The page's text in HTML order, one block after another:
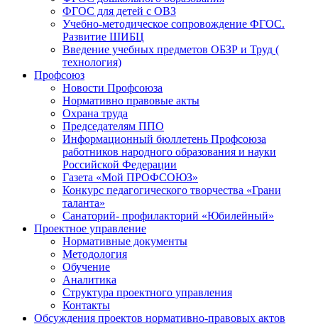
ФГОС для детей с ОВЗ
Учебно-методическое сопровождение ФГОС.
Развитие ШИБЦ
Введение учебных предметов ОБЗР и Труд (
технология)
Профсоюз
Новости Профсоюза
Нормативно правовые акты
Охрана труда
Председателям ППО
Информационный бюллетень Профсоюза
работников народного образования и науки
Российской Федерации
Газета «Мой ПРОФСОЮЗ»
Конкурс педагогического творчества «Грани
таланта»
Санаторий- профилакторий «Юбилейный»
Проектное управление
Нормативные документы
Методология
Обучение
Аналитика
Структура проектного управления
Контакты
Обсуждения проектов нормативно-правовых актов